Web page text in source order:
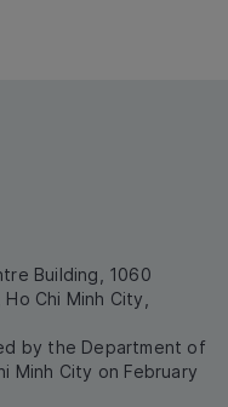
Building, 1060
Chi Minh City,
by the Department of
Minh City on February